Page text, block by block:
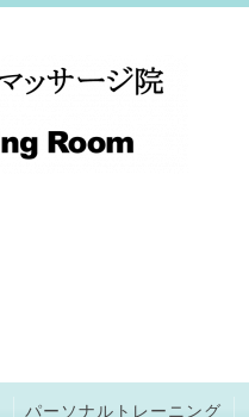
パーソナルトレーニング